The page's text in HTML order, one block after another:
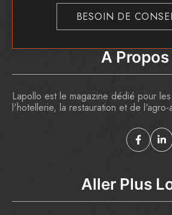
A Propos
Lapollo est le magazine dédié pour
l'hotellerie, la restauration et de l'agro-
BESOIN DE
Aller Plus